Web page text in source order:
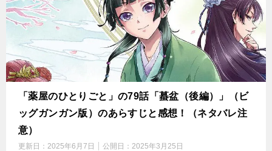
「薬屋のひとりごと」の79話「蟇盆（後編）」（ビ
ッグガンガン版）のあらすじと感想！（ネタバレ注
意）
更新日： 2025年6月7日 公開日： 2025年3月25日